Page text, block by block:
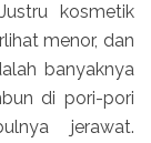
kosmetik
menor, dan
banyaknya
di pori-pori
jerawat.